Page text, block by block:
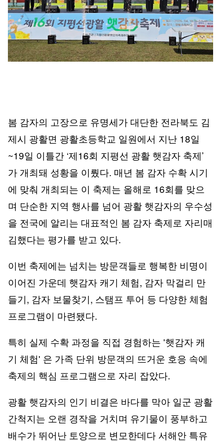
봄 감자의 고장으로 유명세가 대단한 전라북도 김
제시 광활면 광활초등학교 일원에서 지난 18일
~19일 이틀간 ‘제16회 지평선 광활 햇감자 축제’
가 개최돼 성황을 이뤘다. 매년 봄 감자 수확 시기
에 맞춰 개최되는 이 축제는 올해로 16회를 맞으
며 단순한 지역 행사를 넘어 광활 햇감자의 우수성
을 전국에 알리는 대표적인 봄 감자 축제로 자리매
김했다는 평가를 받고 있다.
이번 축제에는 넘치는 방문객들로 행복한 비명이
이어진 가운데 햇감자 캐기 체험, 감자 막걸리 만
들기, 감자 보물찾기, 스탬프 투어 등 다양한 체험
프로그램이 마련됐다.
특히 실제 수확 과정을 직접 경험하는 '햇감자 캐
기 체험' 은 가족 단위 방문객의 뜨거운 호응 속에
축제의 핵심 프로그램으로 자리 잡았다.
광활 햇감자의 인기 비결은 바다를 막아 일군 광활
간척지는 오랜 경작을 거치며 유기물이 풍부하고
배수가 뛰어난 토양으로 변모한데다 서해안 특유